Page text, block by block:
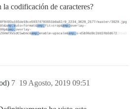
la codificación de caracteres?
19 Agosto, 2019 09:51
7